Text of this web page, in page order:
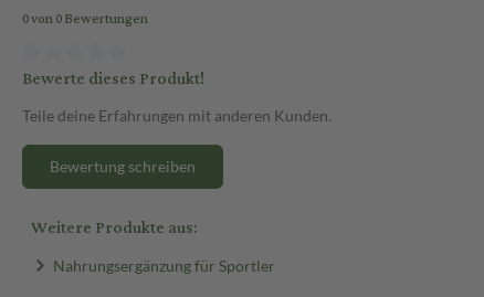
0 von 0 Bewertungen
Bewerte dieses Produkt!
Teile deine Erfahrungen mit anderen Kunden.
Bewertung schreiben
Weitere Produkte aus:
Nahrungsergänzung für Sportler